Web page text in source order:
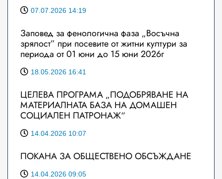
07.07.2026 14:19
Заповед за фенологична фаза „Восъчна
зрялост” при посевите от житни култури за
периода от 01 юни до 15 юни 2026г
18.05.2026 16:41
ЦЕЛЕВА ПРОГРАМА „ПОДОБРЯВАНЕ НА
МАТЕРИАЛНАТА БАЗА НА ДОМАШЕН
СОЦИАЛЕН ПАТРОНАЖ“
14.04.2026 10:07
ПОКАНА ЗА ОБЩЕСТВЕНО ОБСЪЖДАНЕ
14.04.2026 09:05